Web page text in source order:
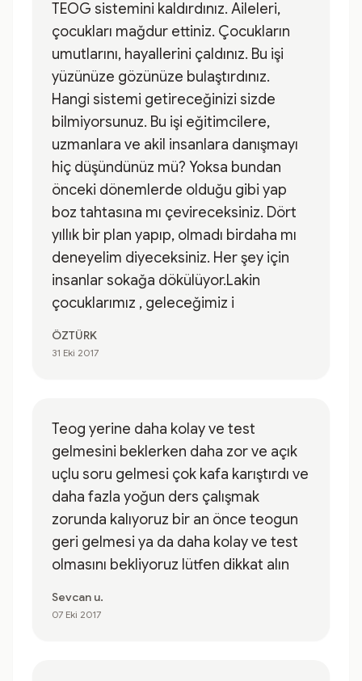
TEOG sistemini kaldırdınız. Aileleri,
çocukları mağdur ettiniz. Çocukların
umutlarını, hayallerini çaldınız. Bu işi
yüzünüze gözünüze bulaştırdınız.
Hangi sistemi getireceğinizi sizde
bilmiyorsunuz. Bu işi eğitimcilere,
uzmanlara ve akil insanlara danışmayı
hiç düşündünüz mü? Yoksa bundan
önceki dönemlerde olduğu gibi yap
boz tahtasına mı çevireceksiniz. Dört
yıllık bir plan yapıp, olmadı birdaha mı
deneyelim diyeceksiniz. Her şey için
insanlar sokağa dökülüyor.Lakin
çocuklarımız , geleceğimiz i
ÖZTÜRK
31 Eki 2017
Teog yerine daha kolay ve test
gelmesini beklerken daha zor ve açık
uçlu soru gelmesi çok kafa karıştırdı ve
daha fazla yoğun ders çalışmak
zorunda kalıyoruz bir an önce teogun
geri gelmesi ya da daha kolay ve test
olmasını bekliyoruz lütfen dikkat alın
Sevcan u.
07 Eki 2017